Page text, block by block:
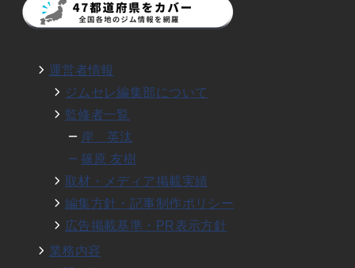
運営者情報
ジムセレ編集部について
監修者一覧
岸 英汰
篠原 友樹
取材・メディア掲載実績
編集方針・記事制作ポリシー
広告掲載基準・PR表示方針
業務内容